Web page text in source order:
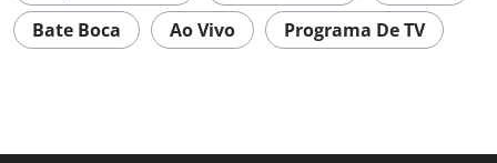
Bate Boca
Ao Vivo Programa De TV